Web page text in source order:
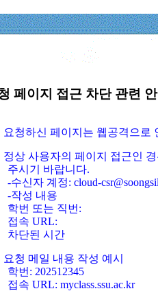
페이지 접근 차단 관련
요청하신 페이지는 웹공격으로
정상 사용자의 페이지 접근인
주시기 바랍니다.
-수신자 계정: cloud-
-작성 내용
학번 또는 직번:
접속 URL:
차단된 시간
요청 메일 내용 작성 예시
학번: 202512345
접속 URL: myclass.ssu.ac.kr